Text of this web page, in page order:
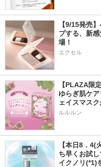
【9/15発売
プする、新
場！
エクセル
【PLAZA限
ゆらぎ肌ケ
ェイスマスク
ルルルン
【本日8．4(
ち早くお試
イクノリ(*1)